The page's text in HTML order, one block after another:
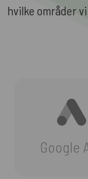
hvilke områder
Google